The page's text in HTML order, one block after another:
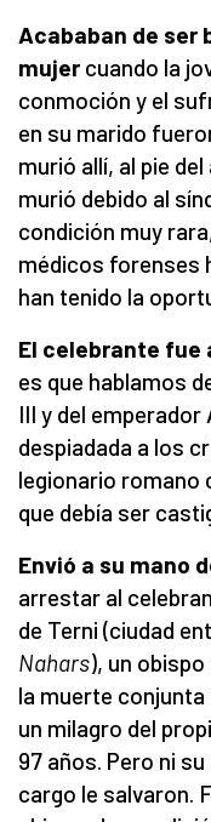
Acababan de ser
mujer cuando la
conmoción y el
en su marido
murió allí, al pie
murió debido al
condición muy
médicos forenses
han tenido la
El celebrante fue
es que hablamos
III y del emperador
despiadada a los
legionario romano
que debía ser
Envió a su mano
arrestar al
de Terni (ciudad
Nahars), un
la muerte conjunta
un milagro del
97 años. Pero ni
cargo le salvaron.